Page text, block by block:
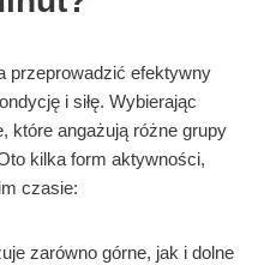
przeprowadzić efektywny
i siłę. Wybierając
które angażują różne grupy
kilka form aktywności,
czasie:
zarówno górne, jak i dolne